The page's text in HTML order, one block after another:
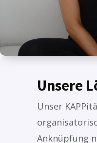
Unsere
Unser
Anknüpfung